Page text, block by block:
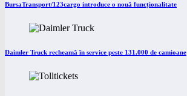
BursaTransport/123cargo introduce o nouă funcționalitate
Daimler Truck recheamă în service peste 131.000 de camioane